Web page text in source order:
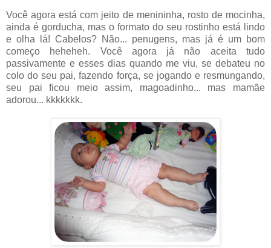
Você agora está com jeito de menininha, rosto de mocinha,
ainda é gorducha, mas o formato do seu rostinho está lindo
e olha lá! Cabelos? Não... penugens, mas já é um bom
começo heheheh. Você agora já não aceita tudo
passivamente e esses dias quando me viu, se debateu no
colo do seu pai, fazendo força, se jogando e resmungando,
seu pai ficou meio assim, magoadinho... mas mamãe
adorou... kkkkkkk.